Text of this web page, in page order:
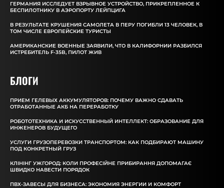
ГЕРМАНИЯ ИССЛЕДУЕТ ВЗРЫВНОЕ УСТРОЙСТВО, ПРИКРЕПЛЕННОЕ К
БЕСПИЛОТНИКУ В АЭРОПОРТУ ЛЕЙПЦИГА
В РЕЗУЛЬТАТЕ КРУШЕНИЯ САМОЛЕТА В ПЕРУ ПОГИБЛИ 13 ЧЕЛОВЕК, В
ТОМ ЧИСЛЕ ЕВРОПЕЙСКИЕ ТУРИСТЫ
АМЕРИКАНСКИЕ ВОЕННЫЕ ЗАЯВИЛИ, ЧТО В КАЛИФОРНИИ РАЗБИЛСЯ
ИСТРЕБИТЕЛЬ F-35B, ПИЛОТ ЖИВ
БЛОГИ
ПРИЕМ ГЕЛЕВЫХ АККУМУЛЯТОРОВ: ПОЧЕМУ ВАЖНО СДАВАТЬ
ОТРАБОТАННЫЕ АКБ НА ПЕРЕРАБОТКУ
РОБОТОТЕХНИКА И ИСКУССТВЕННЫЙ ИНТЕЛЛЕКТ: ОБРАЗОВАНИЕ ДЛЯ
ИНЖЕНЕРОВ БУДУЩЕГО
УСЛУГИ ГРУЗОПЕРЕВОЗКИ ТРАНСПОРТОМ: КАК ПОДБИРАЮТ МАШИНУ
ПОД КОНКРЕТНЫЙ ГРУЗ
КЛІНІНГ УЖГОРОД: КОЛИ ПРОФЕСІЙНЕ ПРИБИРАННЯ ДОПОМАГАЄ
ШВИДКО НАВЕСТИ ПОРЯДОК
ПВХ-ЗАВЕСЫ ДЛЯ БИЗНЕСА: ЭКОНОМИЯ ЭНЕРГИИ И КОМФОРТ